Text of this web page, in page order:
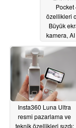
Pocket
özellikleri
Büyük
kamera,
Insta360 Luna Ultra
resmi pazarlama ve
teknik özellikleri sızdı: